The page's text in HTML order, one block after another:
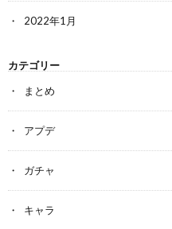
2022年1月
カテゴリー
まとめ
アプデ
ガチャ
キャラ